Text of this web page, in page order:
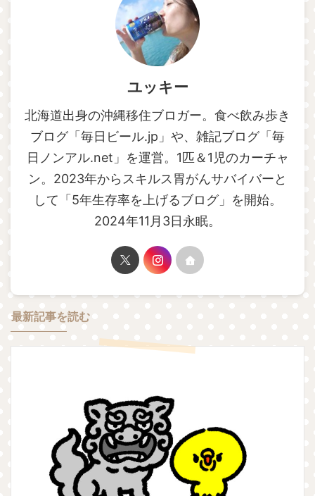
ユッキー
北海道出身の沖縄移住ブロガー。食べ飲み歩き
ブログ「毎日ビール.jp」や、雑記ブログ「毎
日ノンアル.net」を運営。1匹＆1児のカーチャ
ン。2023年からスキルス胃がんサバイバーと
して「5年生存率を上げるブログ」を開始。
2024年11月3日永眠。
最新記事を読む